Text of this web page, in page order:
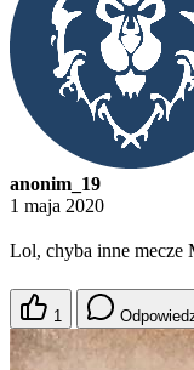
anonim_19
1 maja 2020
Lol, chyba inne mecze
1